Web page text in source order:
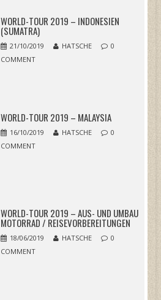
WORLD-TOUR 2019 – INDONESIEN
(SUMATRA)
21/10/2019 HATSCHE
0
COMMENT
WORLD-TOUR 2019 – MALAYSIA
16/10/2019 HATSCHE
0
COMMENT
WORLD-TOUR 2019 – AUS- UND UMBAU
MOTORRAD / REISEVORBEREITUNGEN
18/06/2019 HATSCHE
0
COMMENT